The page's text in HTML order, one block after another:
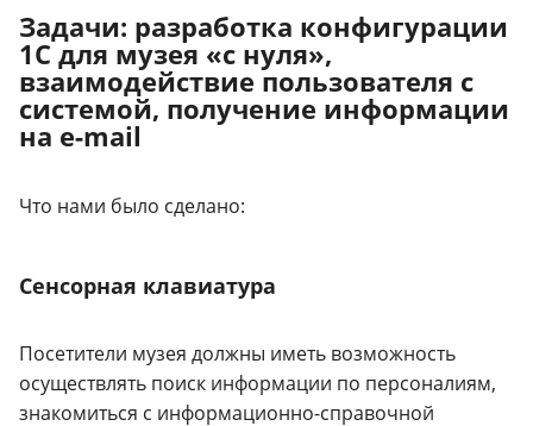
Задачи: разработка конфигурации
1С для музея «с нуля»,
взаимодействие пользователя с
системой, получение информации
на e-mail
Что нами было сделано:
Сенсорная клавиатура
Посетители музея должны иметь возможность
осуществлять поиск информации по персоналиям,
знакомиться с информационно-справочной